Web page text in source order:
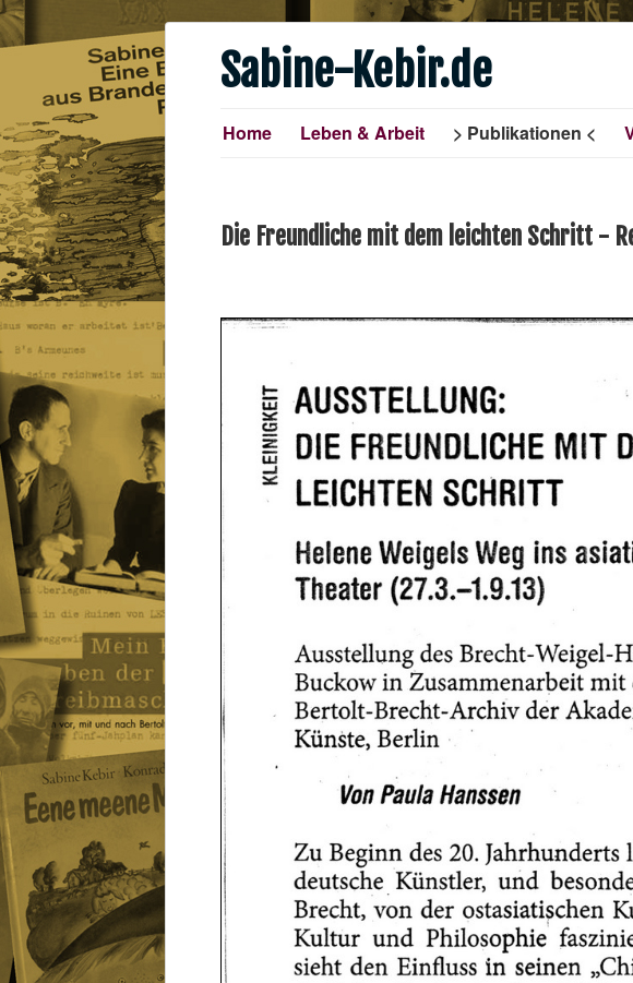
Sabine-Kebir.de
Home Leben & Arbeit Publikationen
Die Freundliche mit dem leichten Schritt -